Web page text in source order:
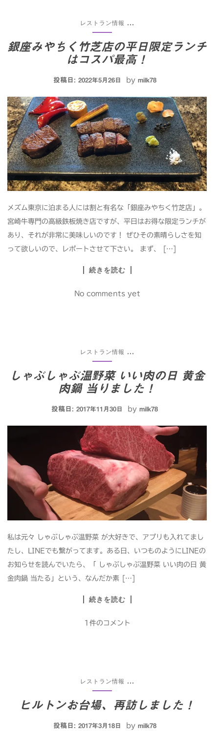
レストラン情報
銀座みやちく竹芝店の平日限定ランチ
はコスパ最高！
投稿日: 2022年5月26日 by milk78
メズム東京に泊まる人には割と有名な「銀座みやちく竹芝店」。
宮崎牛専門の高級鉄板焼き店ですが、平日はお得な限定ランチが
あり、それが非常に美味しいのです！ ぜひその素晴らしさを知
って欲しいので、レポートさせて下さい。 まず、 […]
続きを読む
No comments yet
レストラン情報 ...
しゃぶしゃぶ温野菜 いい肉の日 黄金
肉鍋 当りました！
投稿日: 2017年11月30日 by milk78
私は元々 しゃぶしゃぶ温野菜 が大好きで、アプリも入れてまし
たし、LINEでも繋がってます。ある日、いつものようにLINEの
お知らせを読んでいたら、「 しゃぶしゃぶ温野菜 いい肉の日 黄
金肉鍋 当たる」という、なんだか素 […]
続きを読む
1件のコメント
レストラン情報
ヒルトンお台場、再訪しました！
投稿日: 2017年3月18日 by milk78